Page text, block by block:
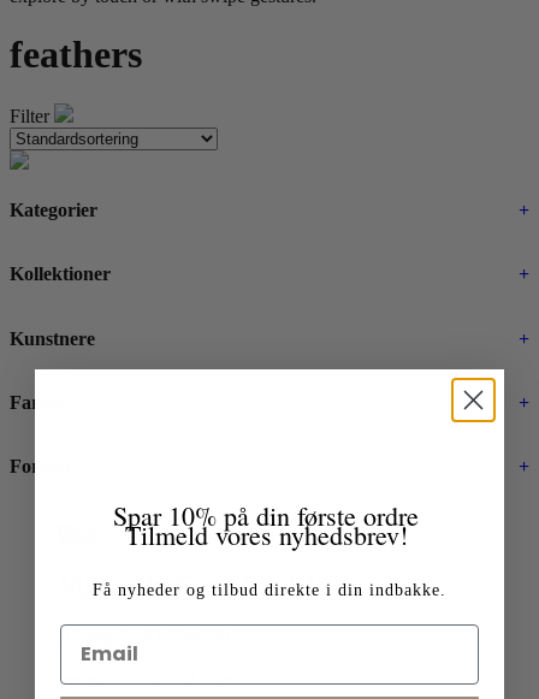
feathers
Filter
Kategorier +
Kollektioner +
Kunstnere +
Farver +
Format +
Michelle Carlslund 12
homeaf-miccar-12-rr-po
Spar 10% på din første ordre
Tilmeld vores nyhedsbrev!
Få nyheder og tilbud direkte i din indbakke.